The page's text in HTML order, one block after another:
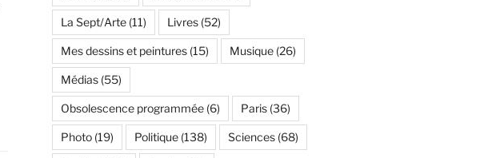
La Sept/Arte(11) Livres(52)
Mes dessins et peintures(15) Musique(26)
Médias(55)
Obsolescence programmée(6) Paris(36)
Photo(19) Politique(138) Sciences(68)